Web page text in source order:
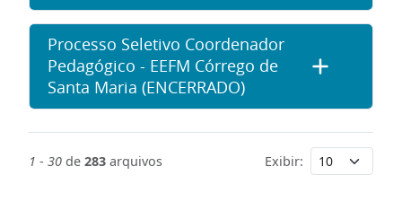
Processo Seletivo Coordenador
Pedagógico - EEFM Córrego de
Santa Maria (ENCERRADO)
1 - 30 de 283 arquivos Exibir: